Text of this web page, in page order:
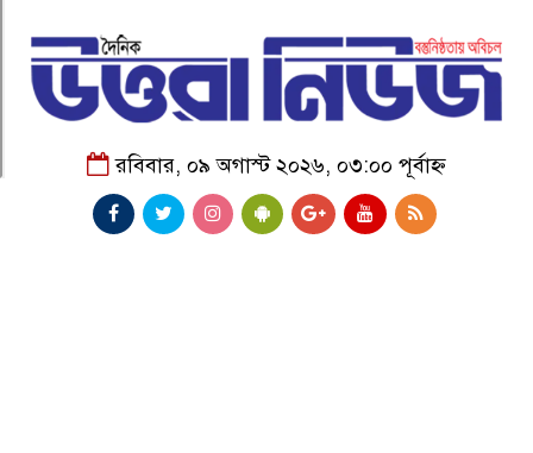
রবিবার, ০৯ অগাস্ট ২০২৬, ০৩:০০ পূর্বাহ্ন